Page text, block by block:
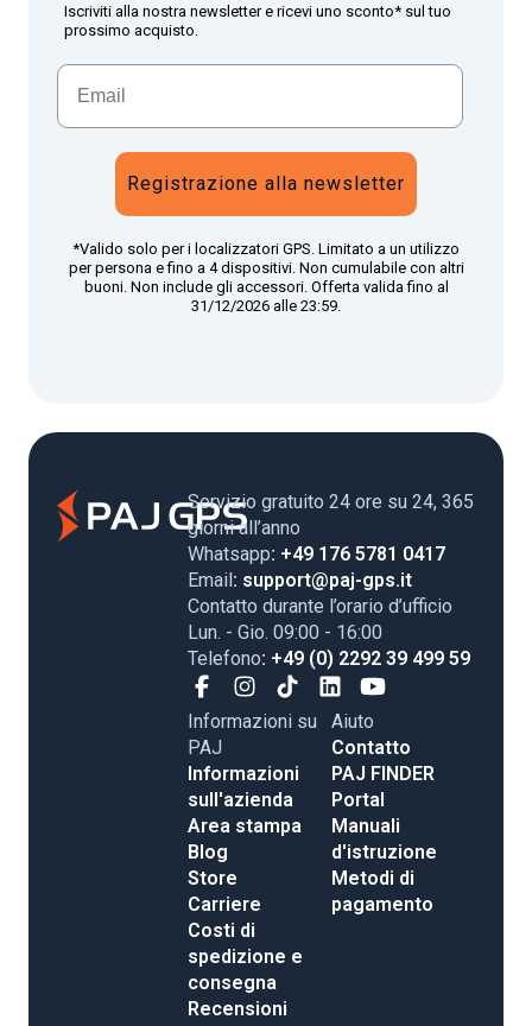
Iscriviti alla nostra newsletter e ricevi uno sconto* sul tuo
prossimo acquisto.
Registrazione alla newsletter
*Valido solo per i localizzatori GPS. Limitato a un utilizzo
per persona e fino a 4 dispositivi. Non cumulabile con altri
buoni. Non include gli accessori. Offerta valida fino al
31/12/2026 alle 23:59.
Servizio gratuito 24 ore su 24, 365
giorni all’anno
Whatsapp: +49 176 5781 0417
Email: support@paj-gps.it
Contatto durante l’orario d’ufficio
Lun. - Gio. 09:00 - 16:00
Telefono: +49 (0) 2292 39 499 59
Informazioni su
PAJ
Informazioni
sull'azienda
Area stampa
Blog
Store
Carriere
Costi di
spedizione e
consegna
Recensioni
Aiuto
Contatto
PAJ FINDER
Portal
Manuali
d'istruzione
Metodi di
pagamento